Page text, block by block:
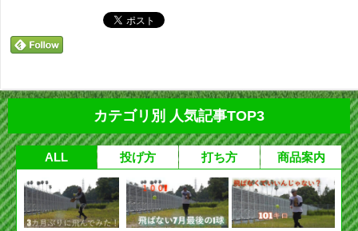
カテゴリ別 人気記事TOP3
ALL 投げ方 打ち方 商品案内